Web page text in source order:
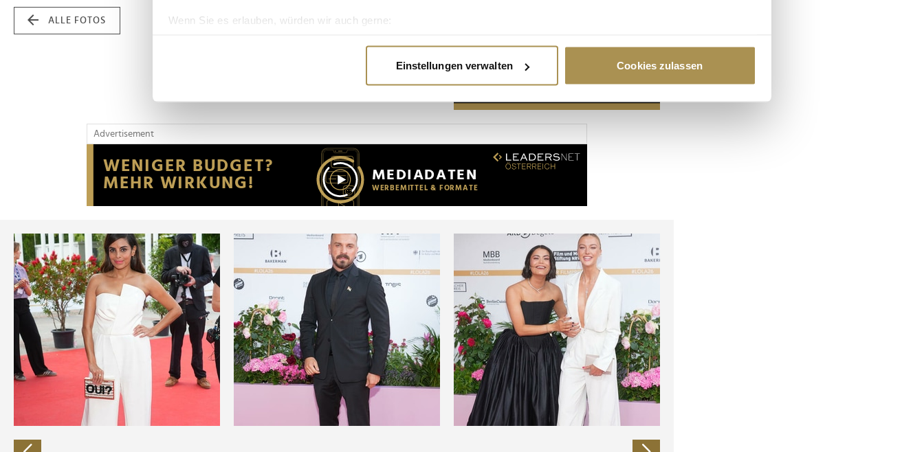
Wenn Sie es erlauben, würden wir auch gerne:
Erfahren Sie mehr darüber, wie Ihre persönlichen Daten verarbeitet werden, und legen Sie Ihre Präferenzen im
Wir verwenden Cookies, um Inhalte und Anzeigen zu personalisieren, Funktionen für soziale Medien anbieten zu können
Website an unsere Partner für soziale Medien, Werbung und Analysen weiter. Unsere Partner führen diese Informationen
möglicherweise mit weiteren Daten zusammen, die Sie ihnen bereitgestellt haben oder die sie im Rahmen Ihrer Nutzung
der Dienste gesammelt haben.
Einstellungen verwalten Cookies zulassen
ALLE FOTOS
Advertisement